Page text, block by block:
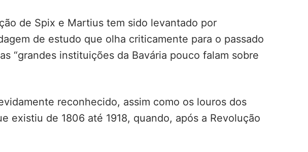
de Spix e Martius tem sido levantado por
de estudo que olha criticamente para o passado
“grandes instituições da Bavária pouco falam sobre
reconhecido, assim como os louros dos
de 1806 até 1918, quando, após a Revolução